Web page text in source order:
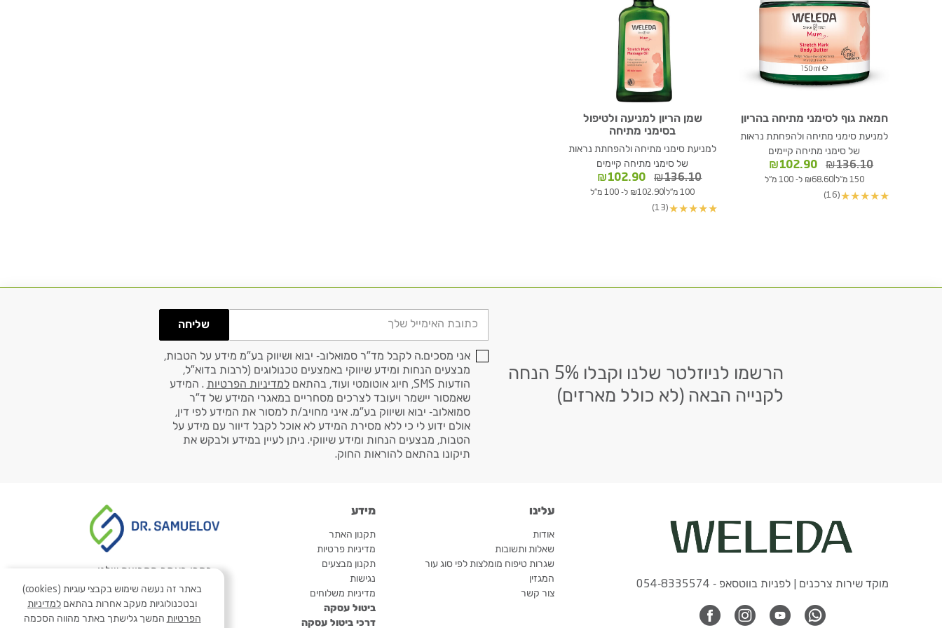
חמאת גוף לסימני מתיחה בהריון
למניעת סימני מתיחה ולהפחתת נראות
של סימני מתיחה קיימים
₪136.10
המחיר
המקורי
₪102.90
המחיר
הנוכחי
150 מ"ל |₪68.60 ל- 100 מ"ל
★
★
★
★
★
(16)
שמן הריון למניעה ולטיפול
בסימני מתיחה
למניעת סימני מתיחה ולהפחתת נראות
של סימני מתיחה קיימים
₪136.10
המחיר
המקורי
₪102.90
המחיר
הנוכחי
100 מ"ל | ₪102.90 ל- 100 מ"ל
★
★
★
★
★
(13)
הרשמו לניוזלטר שלנו וקבלו 5% הנחה
לקנייה הבאה (לא כולל מארזים)
שליחה
אני מסכים.ה לקבל מד"ר סמואלוב- יבוא ושיווק בע"מ מידע על הטבות,
מבצעים הנחות ומידע שיווקי באמצעים טכנולוגים (לרבות בדוא"ל,
הודעות SMS, חיוג אוטומטי ועוד, בהתאם
למדיניות הפרטיות . המידע
שאמסור יישמר ויעובד לצרכים מסחריים במאגרי המידע של ד"ר
סמואלוב- יבוא ושיווק בע"מ. איני מחויב/ת למסור את המידע לפי דין,
אולם ידוע לי כי ללא מסירת המידע לא אוכל לקבל דיוור עם מידע על
הטבות, מבצעים הנחות ומידע שיווקי. ניתן לעיין במידע ולבקש את
תיקונו בהתאם להוראות החוק.
מוקד שירות צרכנים | לפניות בווטסאפ - 054-8335574
עלינו
אודות
שאלות ותשובות
שגרות טיפוח מומלצות לפי סוג עור
המגזין
צור קשר
מידע
תקנון האתר
מדיניות פרטיות
תקנון מבצעים
נגישות
מדיניות משלוחים
ביטול עסקה
דרכי ביטול עסקה
בקרו באתר הקבוצה שלנו
באתר זה נעשה שימוש בקבצי עוגיות (cookies)
ובטכנולוגיות מעקב אחרות בהתאם למדיניות
הפרטיות המשך גלישתך באתר מהווה הסכמה